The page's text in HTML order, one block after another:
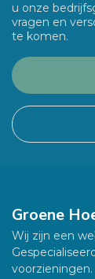
u onze
vragen en
te komen.
Groene
Wij zijn een
voorzieningen.